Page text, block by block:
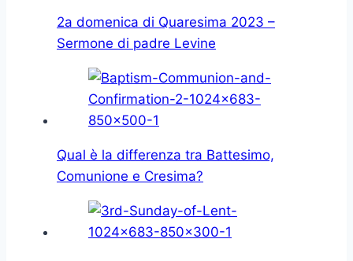
2a domenica di Quaresima 2023 –
Sermone di padre Levine
Qual è la differenza tra Battesimo,
Comunione e Cresima?